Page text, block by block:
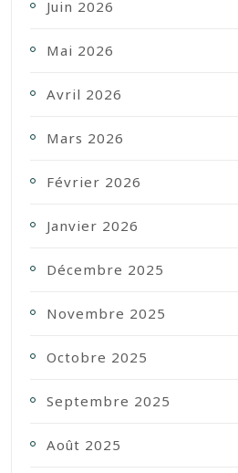
Juin 2026
Mai 2026
Avril 2026
Mars 2026
Février 2026
Janvier 2026
Décembre 2025
Novembre 2025
Octobre 2025
Septembre 2025
Août 2025